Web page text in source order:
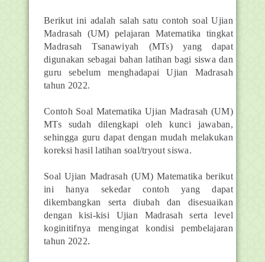
Berikut ini adalah salah satu contoh soal Ujian
Madrasah (UM) pelajaran Matematika tingkat
Madrasah Tsanawiyah (MTs) yang dapat
digunakan sebagai bahan latihan bagi siswa dan
guru sebelum menghadapai Ujian Madrasah
tahun 2022.
Contoh Soal Matematika Ujian Madrasah (UM)
MTs sudah dilengkapi oleh kunci jawaban,
sehingga guru dapat dengan mudah melakukan
koreksi hasil latihan soal/tryout siswa.
Soal Ujian Madrasah (UM) Matematika berikut
ini hanya sekedar contoh yang dapat
dikembangkan serta diubah dan disesuaikan
dengan kisi-kisi Ujian Madrasah serta level
koginitifnya mengingat kondisi pembelajaran
tahun 2022.